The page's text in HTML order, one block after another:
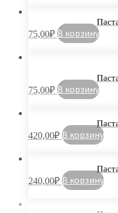
75,00₽ В корзину
75,00₽ В корзину
420,00₽ В корзину
240,00₽ В корзину